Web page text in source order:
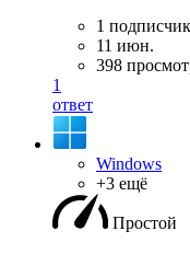
1 подписчик
11 июн.
398
1
ответ
Windows
+3 ещё
Простой